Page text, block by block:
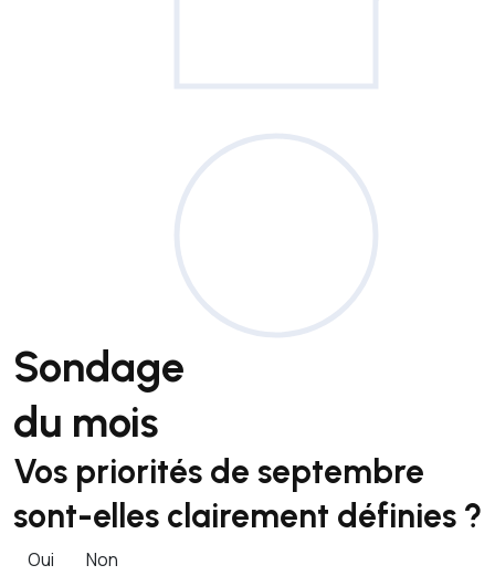
Sondage
du mois
Vos priorités de septembre
sont-elles clairement définies ?
Oui
Non